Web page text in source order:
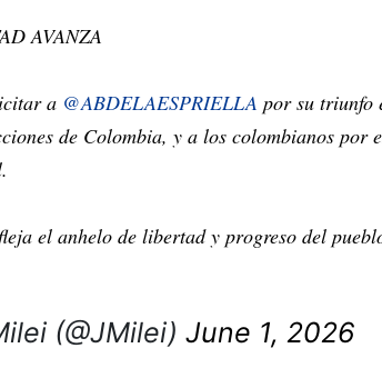
AVANZA
a @ABDELAESPRIELLA por su triunfo
de Colombia, y a los colombianos por
el anhelo de libertad y progreso del
(@JMilei) June 1, 2026